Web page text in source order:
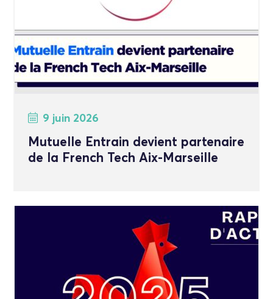
9 juin 2026
Mutuelle Entrain devient partenaire
de la French Tech Aix-Marseille